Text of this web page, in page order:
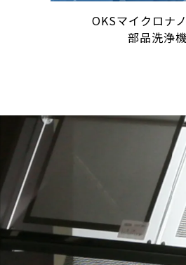
OKSマイクロナ
部品洗浄機